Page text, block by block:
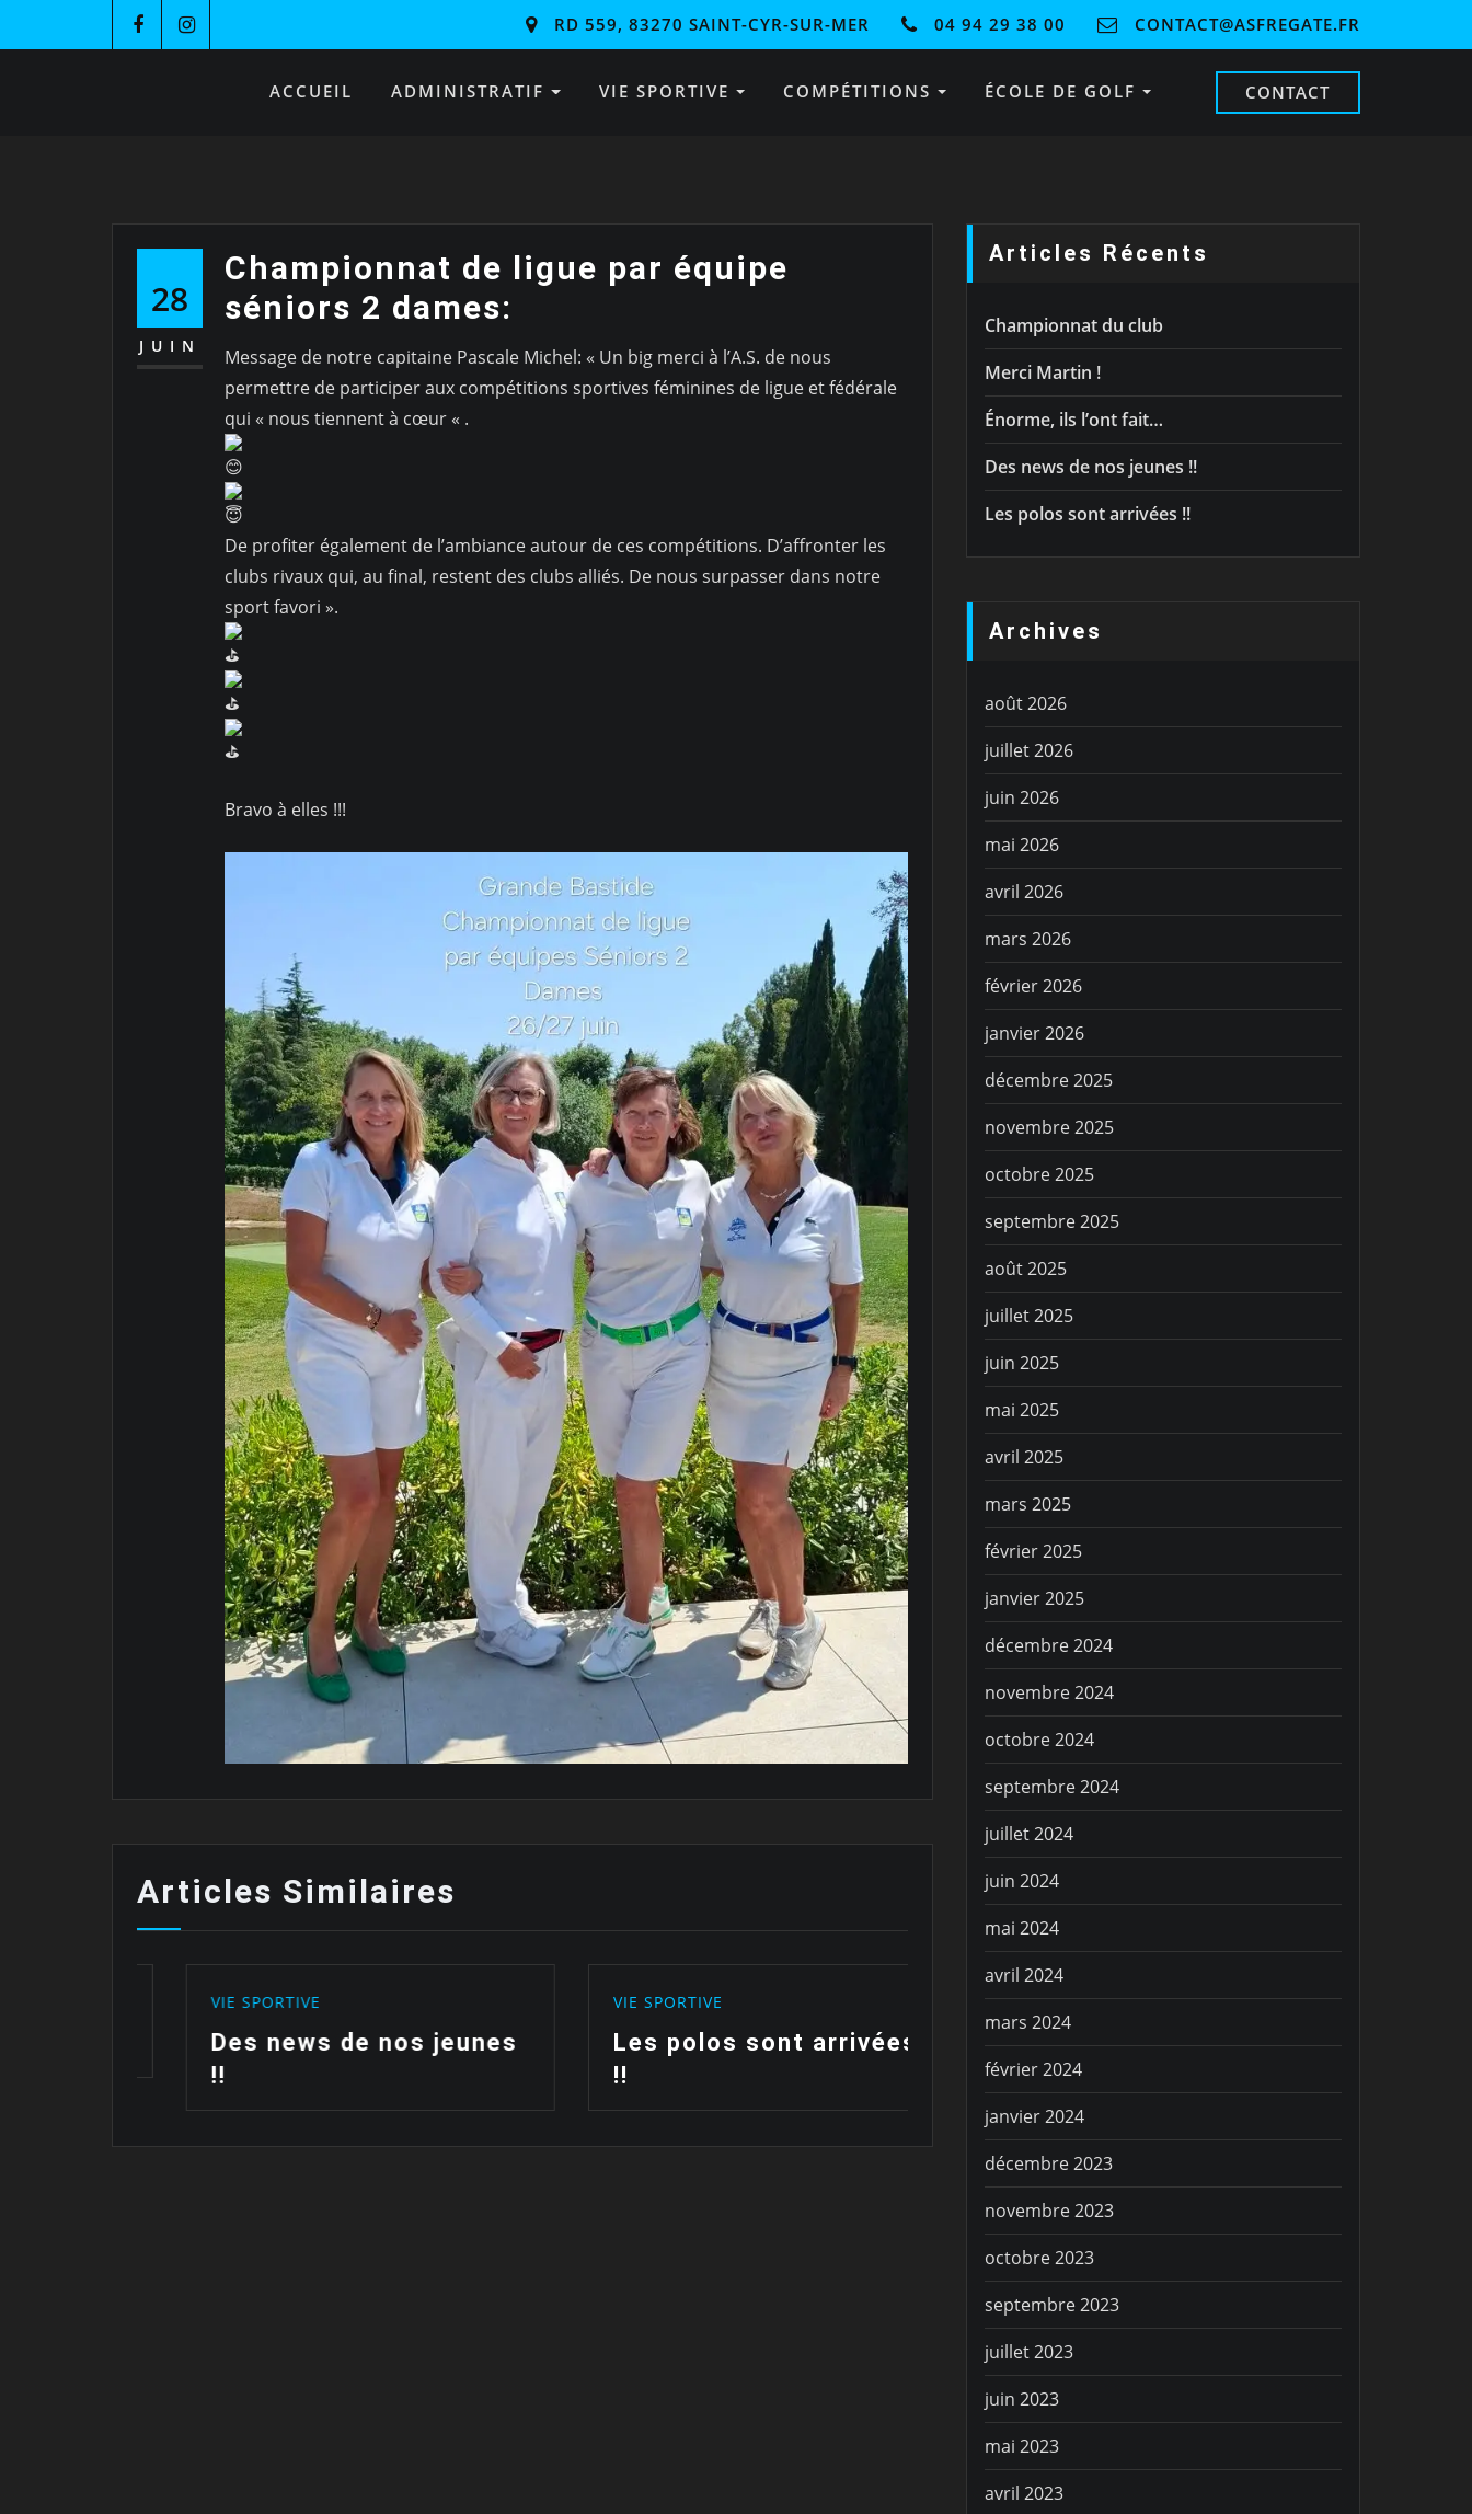
RD 559, 83270 SAINT-CYR-SUR-MER 04 94 29 38 00 CONTACT@ASFREGATE.FR
ACCUEIL ADMINISTRATIF VIE SPORTIVE COMPÉTITIONS ÉCOLE DE GOLF CONTACT
28
JUIN
Championnat de ligue par équipe
séniors 2 dames:
Message de notre capitaine Pascale Michel: « Un big merci à l’A.S. de nous
permettre de participer aux compétitions sportives féminines de ligue et fédérale
qui « nous tiennent à cœur « .
De profiter également de l’ambiance autour de ces compétitions. D’affronter les
clubs rivaux qui, au final, restent des clubs alliés. De nous surpasser dans notre
sport favori ».
Bravo à elles !!!
Articles Similaires
Des news de nos jeunes
Les polos sont arrivées
Fête des enfants du
club de Frégate
VIE SPORTIVE
C’est parti !!!
Articles Récents
Championnat du club
Merci Martin !
Énorme, ils l’ont fait…
Des news de nos jeunes !!
Les polos sont arrivées !!
Archives
août 2026
juillet 2026
juin 2026
mai 2026
avril 2026
mars 2026
février 2026
janvier 2026
décembre 2025
novembre 2025
octobre 2025
septembre 2025
août 2025
juillet 2025
juin 2025
mai 2025
avril 2025
mars 2025
février 2025
janvier 2025
décembre 2024
novembre 2024
octobre 2024
septembre 2024
juillet 2024
juin 2024
mai 2024
avril 2024
mars 2024
février 2024
janvier 2024
décembre 2023
novembre 2023
octobre 2023
septembre 2023
juillet 2023
juin 2023
mai 2023
avril 2023